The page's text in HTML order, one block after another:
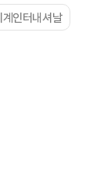
인터내셔날